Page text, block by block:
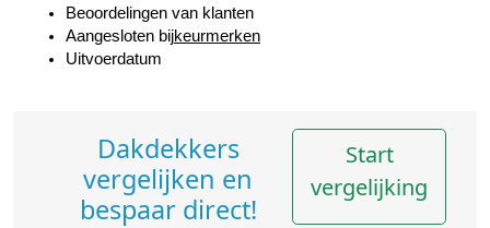
Beoordelingen van klanten
Aangesloten bijkeurmerken
Uitvoerdatum
Dakdekkers
vergelijken en
bespaar direct!
Start
vergelijking